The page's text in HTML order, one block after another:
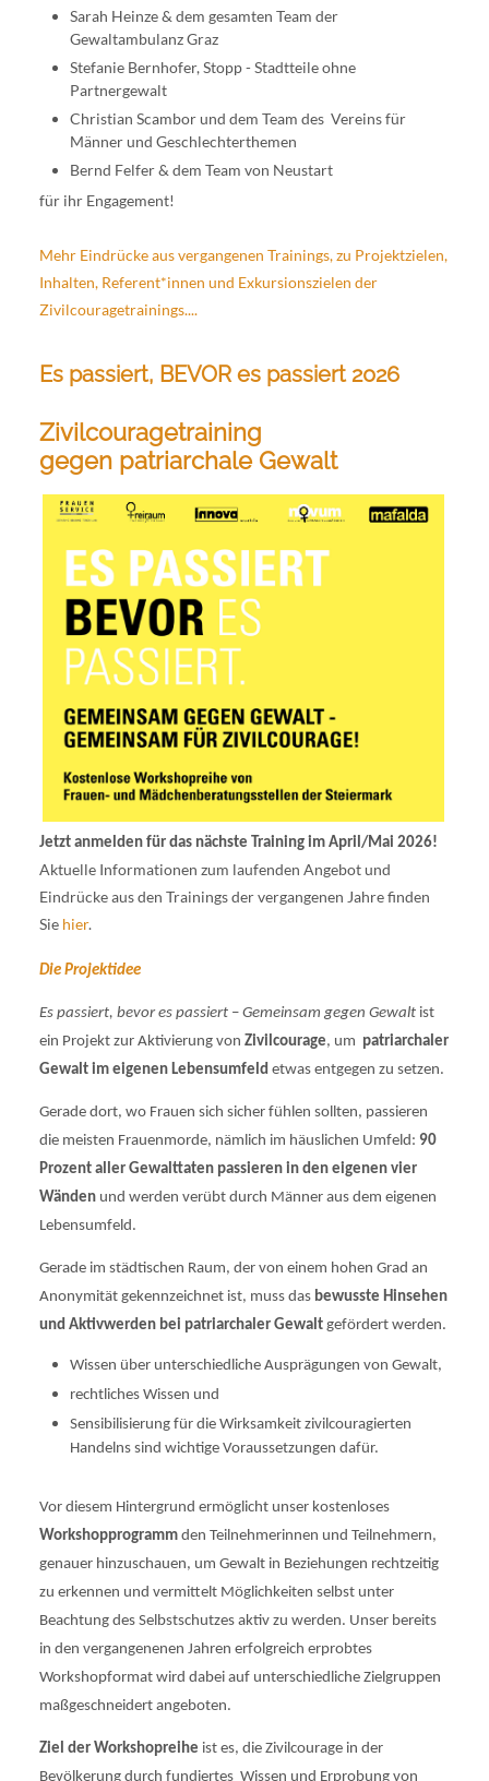
Sarah Heinze & dem gesamten Team der
Gewaltambulanz Graz
Stefanie Bernhofer, Stopp - Stadtteile ohne
Partnergewalt
Christian Scambor und dem Team des Vereins für
Männer und Geschlechterthemen
Bernd Felfer & dem Team von Neustart
für ihr Engagement!
Mehr Eindrücke aus vergangenen Trainings, zu Projektzielen,
Inhalten, Referent*innen und Exkursionszielen der
Zivilcouragetrainings....
Es passiert, BEVOR es passiert 2026
Zivilcouragetraining
gegen patriarchale Gewalt
Jetzt anmelden für das nächste Training im April/Mai 2026!
Aktuelle Informationen zum laufenden Angebot und
Eindrücke aus den Trainings der vergangenen Jahre finden
Sie hier.
Die Projektidee
Es passiert, bevor es passiert –Gemeinsam gegen Gewalt ist
ein Projekt zur Aktivierung vonZivilcourage, um patriarchaler
Gewalt im eigenen Lebensumfeld etwas entgegen zu setzen.
Gerade dort, wo Frauen sich sicher fühlen sollten, passieren
die meisten Frauenmorde, nämlich im häuslichen Umfeld:90
Prozent aller Gewalttaten passieren in den eigenen vier
Wänden und werden verübt durch Männer aus dem eigenen
Lebensumfeld.
Gerade im städtischen Raum, der von einem hohen Grad an
Anonymität gekennzeichnet ist, muss das bewusste Hinsehen
und Aktivwerden bei patriarchaler Gewalt gefördert werden.
Wissen über unterschiedliche Ausprägungen von Gewalt,
rechtliches Wissen und
Sensibilisierung für die Wirksamkeit zivilcouragierten
Handelns sind wichtige Voraussetzungen dafür.
Vor diesem Hintergrund ermöglicht unser kostenloses
Workshopprogrammden Teilnehmerinnen und Teilnehmern,
genauer hinzuschauen, um Gewalt in Beziehungen rechtzeitig
zu erkennen und vermittelt Möglichkeiten selbst unter
Beachtung des Selbstschutzes aktiv zu werden. Unser bereits
in den vergangenenen Jahren erfolgreich erprobtes
Workshopformat wird dabei auf unterschiedliche Zielgruppen
maßgeschneidert angeboten.
Ziel der Workshopreihe ist es, die Zivilcourage in der
Bevölkerung durch fundiertes Wissen und Erprobung von